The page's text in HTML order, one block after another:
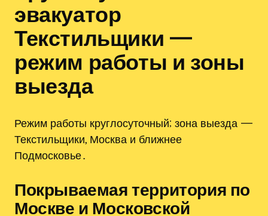
эвакуатор
Текстильщики —
режим работы и зоны
выезда
Режим работы круглосуточный; зона выезда —
Текстильщики, Москва и ближнее
Подмосковье․
Покрываемая территория по
Москве и Московской